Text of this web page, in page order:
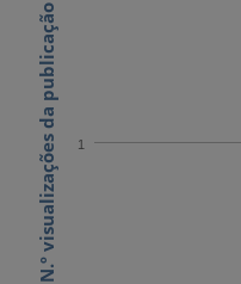
N.º visualizações da publicação 1